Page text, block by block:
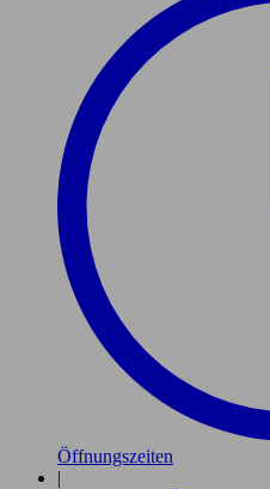
Öffnungszeiten
|